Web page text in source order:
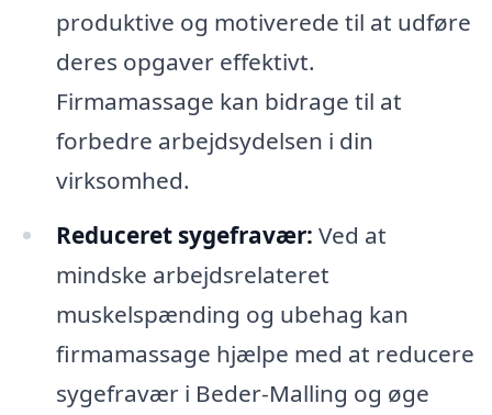
produktive og motiverede til at udføre
deres opgaver effektivt.
Firmamassage kan bidrage til at
forbedre arbejdsydelsen i din
virksomhed.
Reduceret sygefravær: Ved at
mindske arbejdsrelateret
muskelspænding og ubehag kan
firmamassage hjælpe med at reducere
sygefravær i Beder-Malling og øge